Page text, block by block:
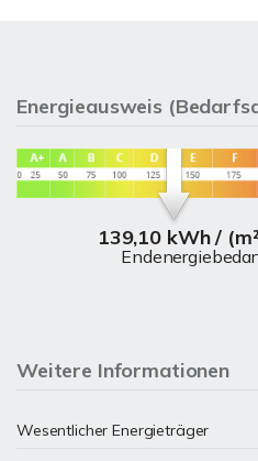
Energieausweis
139,10 kWh /
Weitere Informationen
Wesentlicher Energieträger